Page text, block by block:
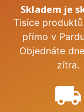
Skladem je
Tisíce
přímo v
Objednáte
zítra.
local_shipping